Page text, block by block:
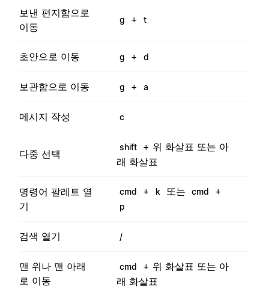
보낸 편지함으로
이동
g + t
초안으로 이동 g + d
보관함으로 이동 g + a
메시지 작성 c
다중 선택
shift
+ 위 화살표 또는 아
래 화살표
명령어 팔레트 열
기
cmd + k 또는 cmd +
p
검색 열기 /
맨 위나 맨 아래
로 이동
cmd
+ 위 화살표 또는 아
래 화살표